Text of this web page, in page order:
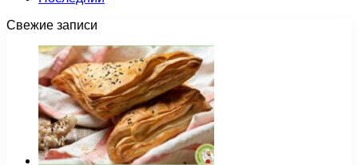
Свежие записи